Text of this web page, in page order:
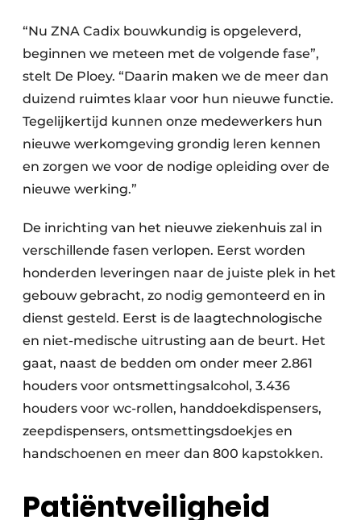
“Nu ZNA Cadix bouwkundig is opgeleverd,
beginnen we meteen met de volgende fase”,
stelt De Ploey. “Daarin maken we de meer dan
duizend ruimtes klaar voor hun nieuwe functie.
Tegelijkertijd kunnen onze medewerkers hun
nieuwe werkomgeving grondig leren kennen
en zorgen we voor de nodige opleiding over de
nieuwe werking.”
De inrichting van het nieuwe ziekenhuis zal in
verschillende fasen verlopen. Eerst worden
honderden leveringen naar de juiste plek in het
gebouw gebracht, zo nodig gemonteerd en in
dienst gesteld. Eerst is de laagtechnologische
en niet-medische uitrusting aan de beurt. Het
gaat, naast de bedden om onder meer 2.861
houders voor ontsmettingsalcohol, 3.436
houders voor wc-rollen, handdoekdispensers,
zeepdispensers, ontsmettingsdoekjes en
handschoenen en meer dan 800 kapstokken.
Patiëntveiligheid